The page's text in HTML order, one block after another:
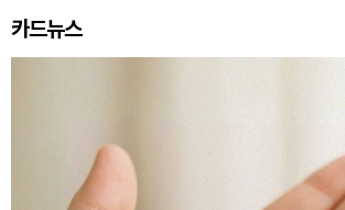
카드뉴스